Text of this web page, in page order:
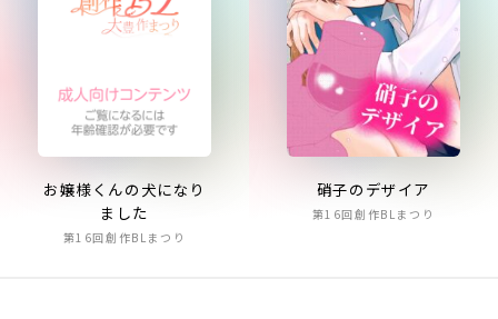
お嬢様くんの犬になり
ました
第16回創作BLまつり
硝子のデザイア
第16回創作BLまつり